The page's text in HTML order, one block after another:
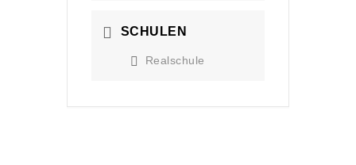
SCHULEN
Realschule